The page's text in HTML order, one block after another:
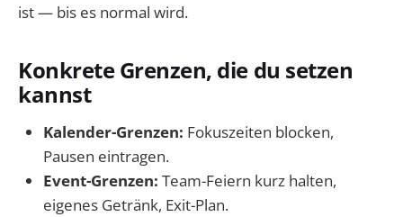
ist — bis es normal wird.
Konkrete Grenzen, die du setzen
kannst
Kalender-Grenzen: Fokuszeiten blocken,
Pausen eintragen.
Event-Grenzen: Team-Feiern kurz halten,
eigenes Getränk, Exit-Plan.